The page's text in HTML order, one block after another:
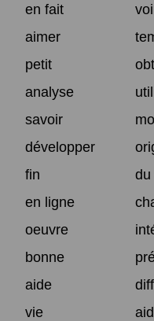
en fait
aimer
petit
analyse
savoir
développer
fin
du
en ligne
oeuvre
bonne
aide
vie